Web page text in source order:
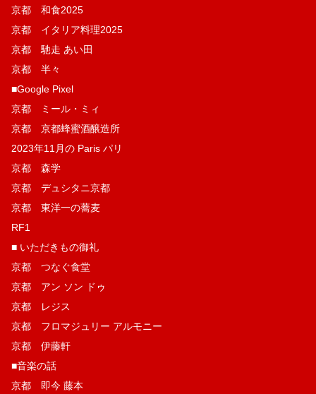
京都 和食2025
京都 イタリア料理2025
京都 馳走 あい田
京都 半々
■Google Pixel
京都 ミール・ミィ
京都 京都蜂蜜酒醸造所
2023年11月の Paris パリ
京都 森学
京都 デュシタニ京都
京都 東洋一の蕎麦
RF1
■ いただきもの御礼
京都 つなぐ食堂
京都 アン ソン ドゥ
京都 レジス
京都 フロマジュリー アルモニー
京都 伊藤軒
■音楽の話
京都 即今 藤本